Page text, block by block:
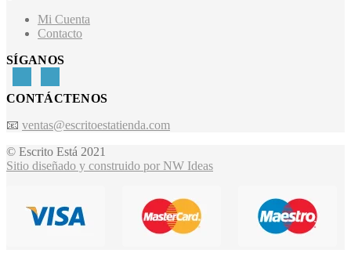
Mi Cuenta
Contacto
SÍGANOS
CONTÁCTENOS
📧 ventas@escritoestatienda.com
© Escrito Está 2021
Sitio diseñado y construido por NW Ideas